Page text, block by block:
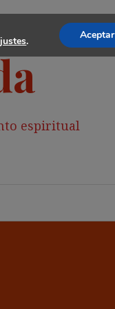
espiritual
. Aceptar